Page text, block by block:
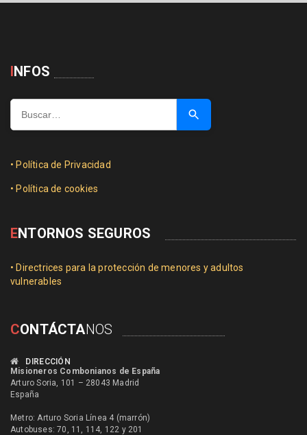
INFOS
Buscar …
• Política de Privacidad
• Política de cookies
ENTORNOS SEGUROS
• Directrices para la protección de menores y adultos
vulnerables
CONTÁCTANOS
DIRECCIÓN
Misioneros Combonianos de España
Arturo Soria, 101 – 28043 Madrid
España
Metro: Arturo Soria Línea 4 (marrón)
Autobuses: 70, 11, 114, 122 y 201